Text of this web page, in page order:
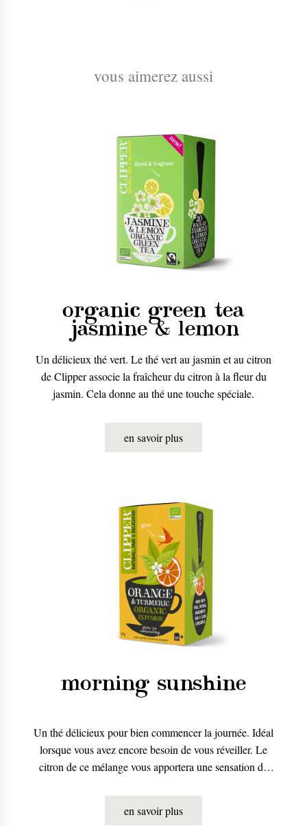
vous aimerez aussi
organic green tea
jasmine & lemon
Un délicieux thé vert. Le thé vert au jasmin et au citron
de Clipper associe la fraîcheur du citron à la fleur du
jasmin. Cela donne au thé une touche spéciale.
en savoir plus
morning sunshine
Un thé délicieux pour bien commencer la journée. Idéal
lorsque vous avez encore besoin de vous réveiller. Le
citron de ce mélange vous apportera une sensation de
en savoir plus